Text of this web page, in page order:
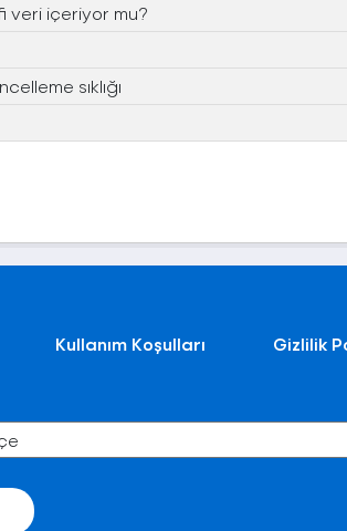
veri içeriyor mu?
sıklığı
Kullanım Koşulları Gizlilik